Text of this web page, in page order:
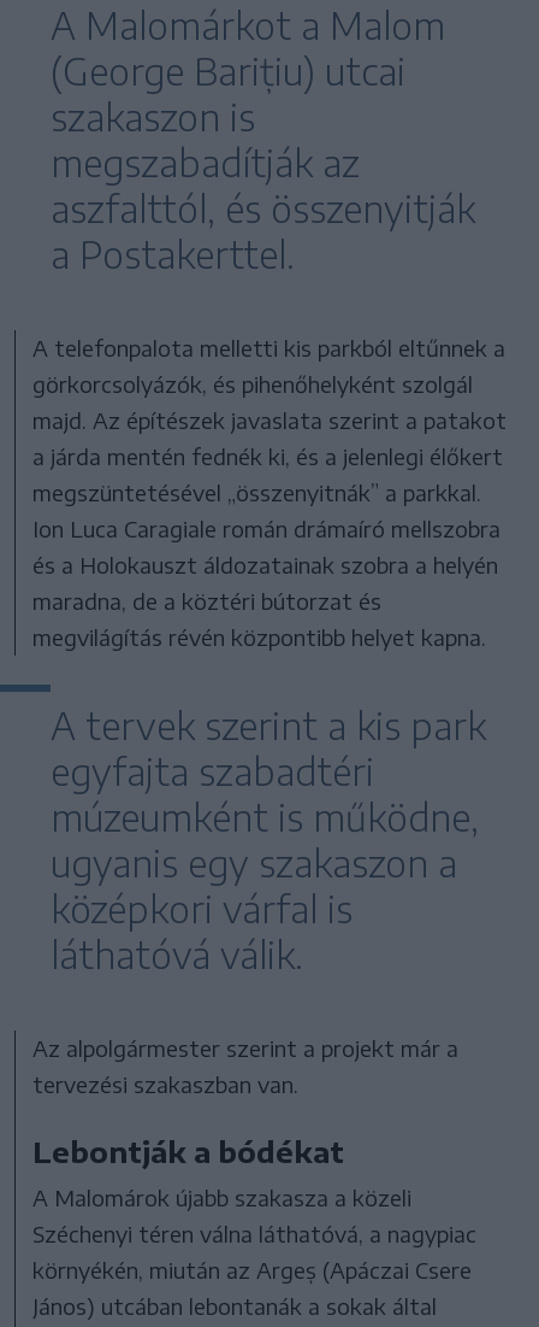
A Malomárkot a Malom
(George Barițiu) utcai
szakaszon is
megszabadítják az
aszfalttól, és összenyitják
a Postakerttel.
A telefonpalota melletti kis parkból eltűnnek a
görkorcsolyázók, és pihenőhelyként szolgál
majd. Az építészek javaslata szerint a patakot
a járda mentén fednék ki, és a jelenlegi élőkert
megszüntetésével „összenyitnák” a parkkal.
Ion Luca Caragiale román drámaíró mellszobra
és a Holokauszt áldozatainak szobra a helyén
maradna, de a köztéri bútorzat és
megvilágítás révén központibb helyet kapna.
A tervek szerint a kis park
egyfajta szabadtéri
múzeumként is működne,
ugyanis egy szakaszon a
középkori várfal is
láthatóvá válik.
Az alpolgármester szerint a projekt már a
tervezési szakaszban van.
Lebontják a bódékat
A Malomárok újabb szakasza a közeli
Széchenyi téren válna láthatóvá, a nagypiac
környékén, miután az Argeș (Apáczai Csere
János) utcában lebontanák a sokak által